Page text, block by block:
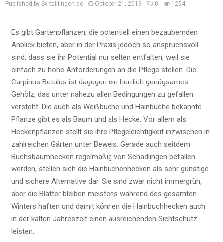
Published by Sv-tailfingen.de October 21, 2019 0 1254
Es gibt Gartenpflanzen, die potentiell einen bezaubernden
Anblick bieten, aber in der Praxis jedoch so anspruchsvoll
sind, dass sie ihr Potential nur selten entfalten, weil sie
einfach zu hohe Anforderungen an die Pflege stellen. Die
Carpinus Betulus ist dagegen ein herrlich genügsames
Gehölz, das unter nahezu allen Bedingungen zu gefallen
versteht. Die auch als Weißbuche und Hainbuche bekannte
Pflanze gibt es als Baum und als Hecke. Vor allem als
Heckenpflanzen stellt sie ihre Pflegeleichtigkeit inzwischen in
zahlreichen Gärten unter Beweis. Gerade auch seitdem
Buchsbaumhecken regelmäßig von Schädlingen befallen
werden, stellen sich die Hainbuchenhecken als sehr günstige
und sichere Alternative dar. Sie sind zwar nicht immergrün,
aber die Blätter bleiben meistens während des gesamten
Winters haften und damit können die Hainbuchhecken auch
in der kalten Jahreszeit einen ausreichenden Sichtschutz
leisten.